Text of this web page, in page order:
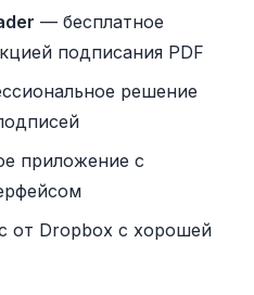
— бесплатное
подписания PDF
решение
приложение с
от Dropbox с хорошей